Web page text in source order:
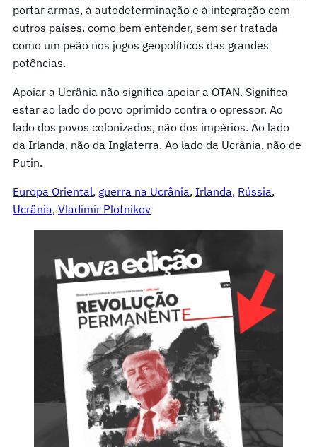
portar armas, à autodeterminação e à integração com
outros países, como bem entender, sem ser tratada
como um peão nos jogos geopolíticos das grandes
potências.
Apoiar a Ucrânia não significa apoiar a OTAN. Significa
estar ao lado do povo oprimido contra o opressor. Ao
lado dos povos colonizados, não dos impérios. Ao lado
da Irlanda, não da Inglaterra. Ao lado da Ucrânia, não de
Putin.
Europa Oriental, guerra na Ucrânia, Irlanda, Rússia
Ucrânia, Vladimir Plotnikov